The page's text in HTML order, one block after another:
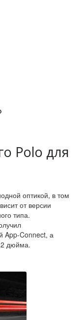
Polo для
оптикой, в том
от версии
типа.
App-Connect, а
дюйма.